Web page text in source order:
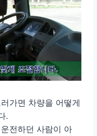
가면 차량을 어떻게
.
전하던 사람이 아